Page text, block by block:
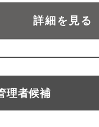
詳細を見る
理者候補